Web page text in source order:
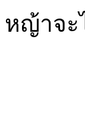
หญ้าจะ